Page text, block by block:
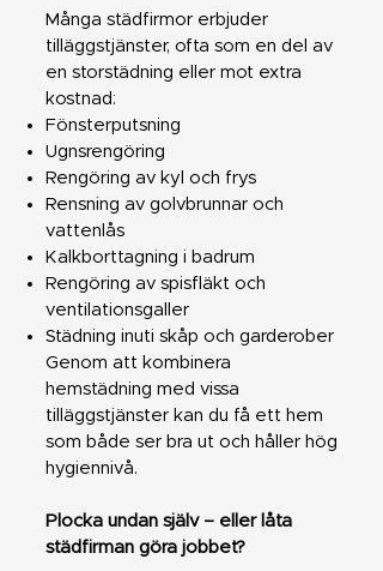
Många städfirmor erbjuder
tilläggstjänster, ofta som en del av
en storstädning eller mot extra
kostnad:
Fönsterputsning
Ugnsrengöring
Rengöring av kyl och frys
Rensning av golvbrunnar och
vattenlås
Kalkborttagning i badrum
Rengöring av spisfläkt och
ventilationsgaller
Städning inuti skåp och garderober
Genom att kombinera
hemstädning med vissa
tilläggstjänster kan du få ett hem
som både ser bra ut och håller hög
hygiennivå.
Plocka undan själv – eller låta
städfirman göra jobbet?